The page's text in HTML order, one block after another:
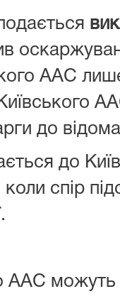
ААС
до
до
спір
ААС можуть